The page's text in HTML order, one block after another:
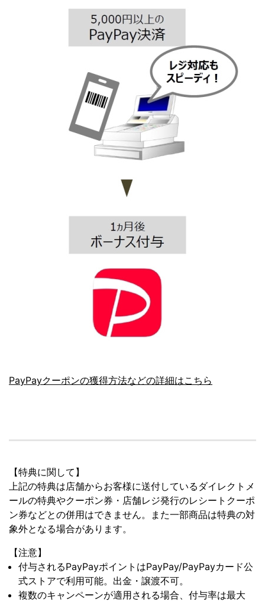
PayPayクーポンの獲得方法などの詳細はこちら
【特典に関して】
上記の特典は店舗からお客様に送付しているダイレクトメ
ールの特典やクーポン券・店舗レジ発行のレシートクーポ
ン券などとの併用はできません。また一部商品は特典の対
象外となる場合があります。
【注意】
付与されるPayPayポイントはPayPay/PayPayカード公
式ストアで利用可能。出金・譲渡不可。
複数のキャンペーンが適用される場合、付与率は最大